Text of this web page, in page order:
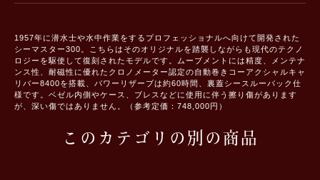
1957年に潜水士や水中作業をするプロフェッショナルへ向けて開発された
シーマスター300。こちらはそのオリジナルを踏襲しながらも現代のテクノ
ロジーを駆使して復刻されたモデルです。ムーブメントには精度、メンテナ
ンス性、耐磁性に優れたクロノメーター認定の自動巻きコーアクシャルキャ
リバー8400を搭載、パワーリザーブは約60時間、裏蓋シースルーバック仕
様です。ベゼル内側やケース、ブレスなどに使用に伴う擦り傷があります
が、深い傷ではありません。（参考定価：748,000円）
このカテゴリの別の商品